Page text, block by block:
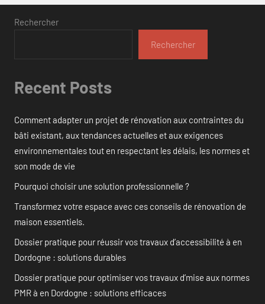
Rechercher
Rechercher
Recent Posts
Comment adapter un projet de rénovation aux contraintes du
bâti existant, aux tendances actuelles et aux exigences
environnementales tout en respectant les délais, les normes et
son mode de vie
Pourquoi choisir une solution professionnelle ?
Transformez votre espace avec ces conseils de rénovation de
maison essentiels.
Dossier pratique pour réussir vos travaux d’accessibilité à en
Dordogne : solutions durables
Dossier pratique pour optimiser vos travaux d’mise aux normes
PMR à en Dordogne : solutions efficaces